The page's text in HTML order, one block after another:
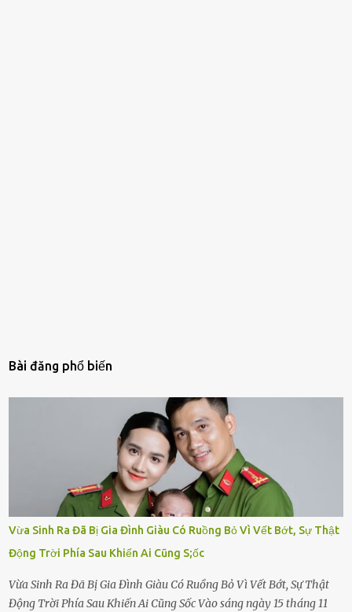
Bài đăng phổ biến
Vừa Sinh Ra Đã Bị Gia Đình Giàu Có Ruồng Bỏ Vì Vết Bớt, Sự Thật
Động Trời Phía Sau Khiến Ai Cũng S;ốc
Vừa Sinh Ra Đã Bị Gia Đình Giàu Có Ruồng Bỏ Vì Vết Bớt, Sự Thật
Động Trời Phía Sau Khiến Ai Cũng Sốc Vào sáng ngày 15 tháng 11